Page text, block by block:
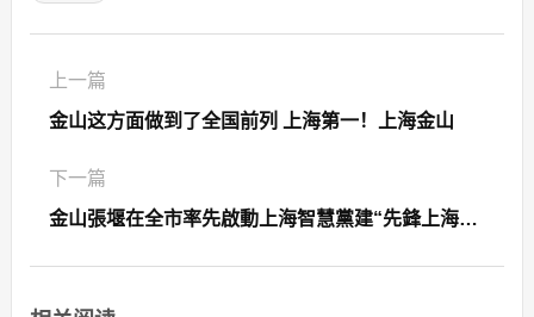
上一篇
金山这方面做到了全国前列 上海第一！上海金山
下一篇
金山張堰在全市率先啟動上海智慧黨建“先鋒上海”小程序試點工作？上海金山